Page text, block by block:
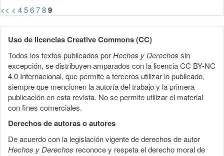
<< < 456789
Uso de licencias Creative Commons (CC)
Todos los textos publicados porHechos y Derechos sin
excepción, se distribuyen amparados con la licencia CC BY-NC
4.0 Internacional, que permite a terceros utilizar lo publicado,
siempre que mencionen la autoría del trabajo y la primera
publicación en esta revista. No se permite utilizar el material
con fines comerciales.
Derechos de autoras o autores
De acuerdo con la legislación vigente de derechos de autor
Hechos y Derechos reconoce y respeta el derecho moral de